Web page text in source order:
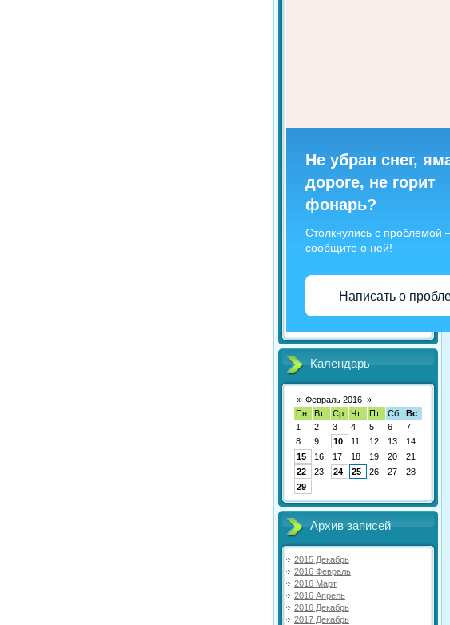
Не убран снег,
дороге, не горит
фонарь?
Столкнулись с проблемой
сообщите о ней!
Написать о
Календарь
« Февраль 2016 »
Пн
Вт Ср Чт Пт Сб
Вс
1
2 3 4 5 6
7
8
9 10 11 12 13
14
15
16 17 18 19 20
21
22
23 24 25 26 27
28
29
Архив записей
2015 Декабрь
2016 Февраль
2016 Март
2016 Апрель
2016 Декабрь
2017 Декабрь